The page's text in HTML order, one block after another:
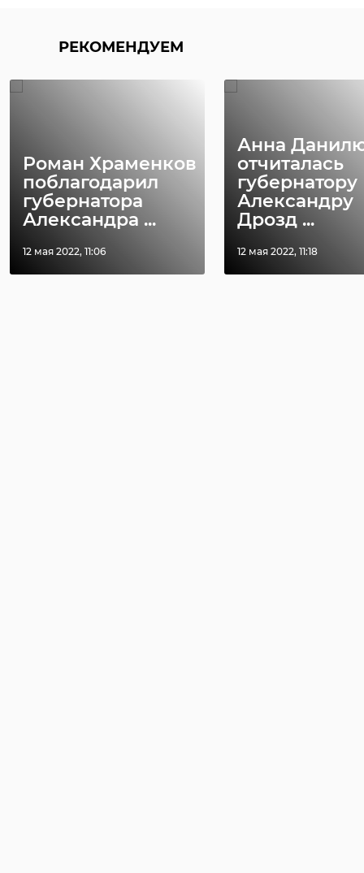
РЕКОМЕНДУЕМ
Роман Храменков
поблагодарил
губернатора
Александра ...
12 мая 2022, 11:06
Анна
отчиталась
губернатору
Александру
Дрозд ...
12 мая 2022, 11:18